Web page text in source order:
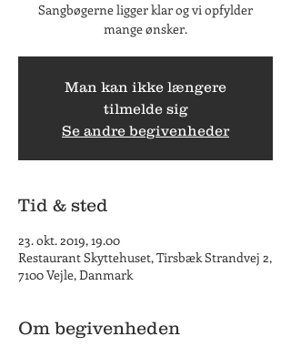
Sangbøgerne ligger klar og vi opfylder
mange ønsker.
Man kan ikke længere
tilmelde sig
Se andre begivenheder
Tid & sted
23. okt. 2019, 19.00
Restaurant Skyttehuset, Tirsbæk Strandvej 2,
7100 Vejle, Danmark
Om begivenheden